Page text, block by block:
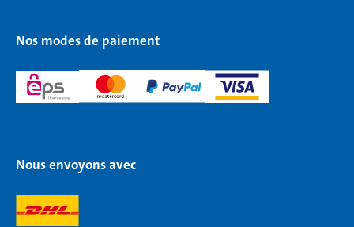
Nos modes de paiement
Nous envoyons avec